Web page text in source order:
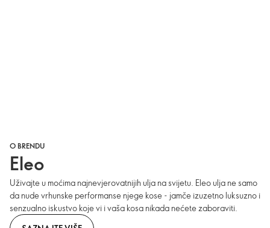
O BRENDU
Eleo
Uživajte u moćima najnevjerovatnijih ulja na svijetu. Eleo ulja ne samo
da nude vrhunske performanse njege kose - jamče izuzetno luksuzno i
​​senzualno iskustvo koje vi i vaša kosa nikada nećete zaboraviti.